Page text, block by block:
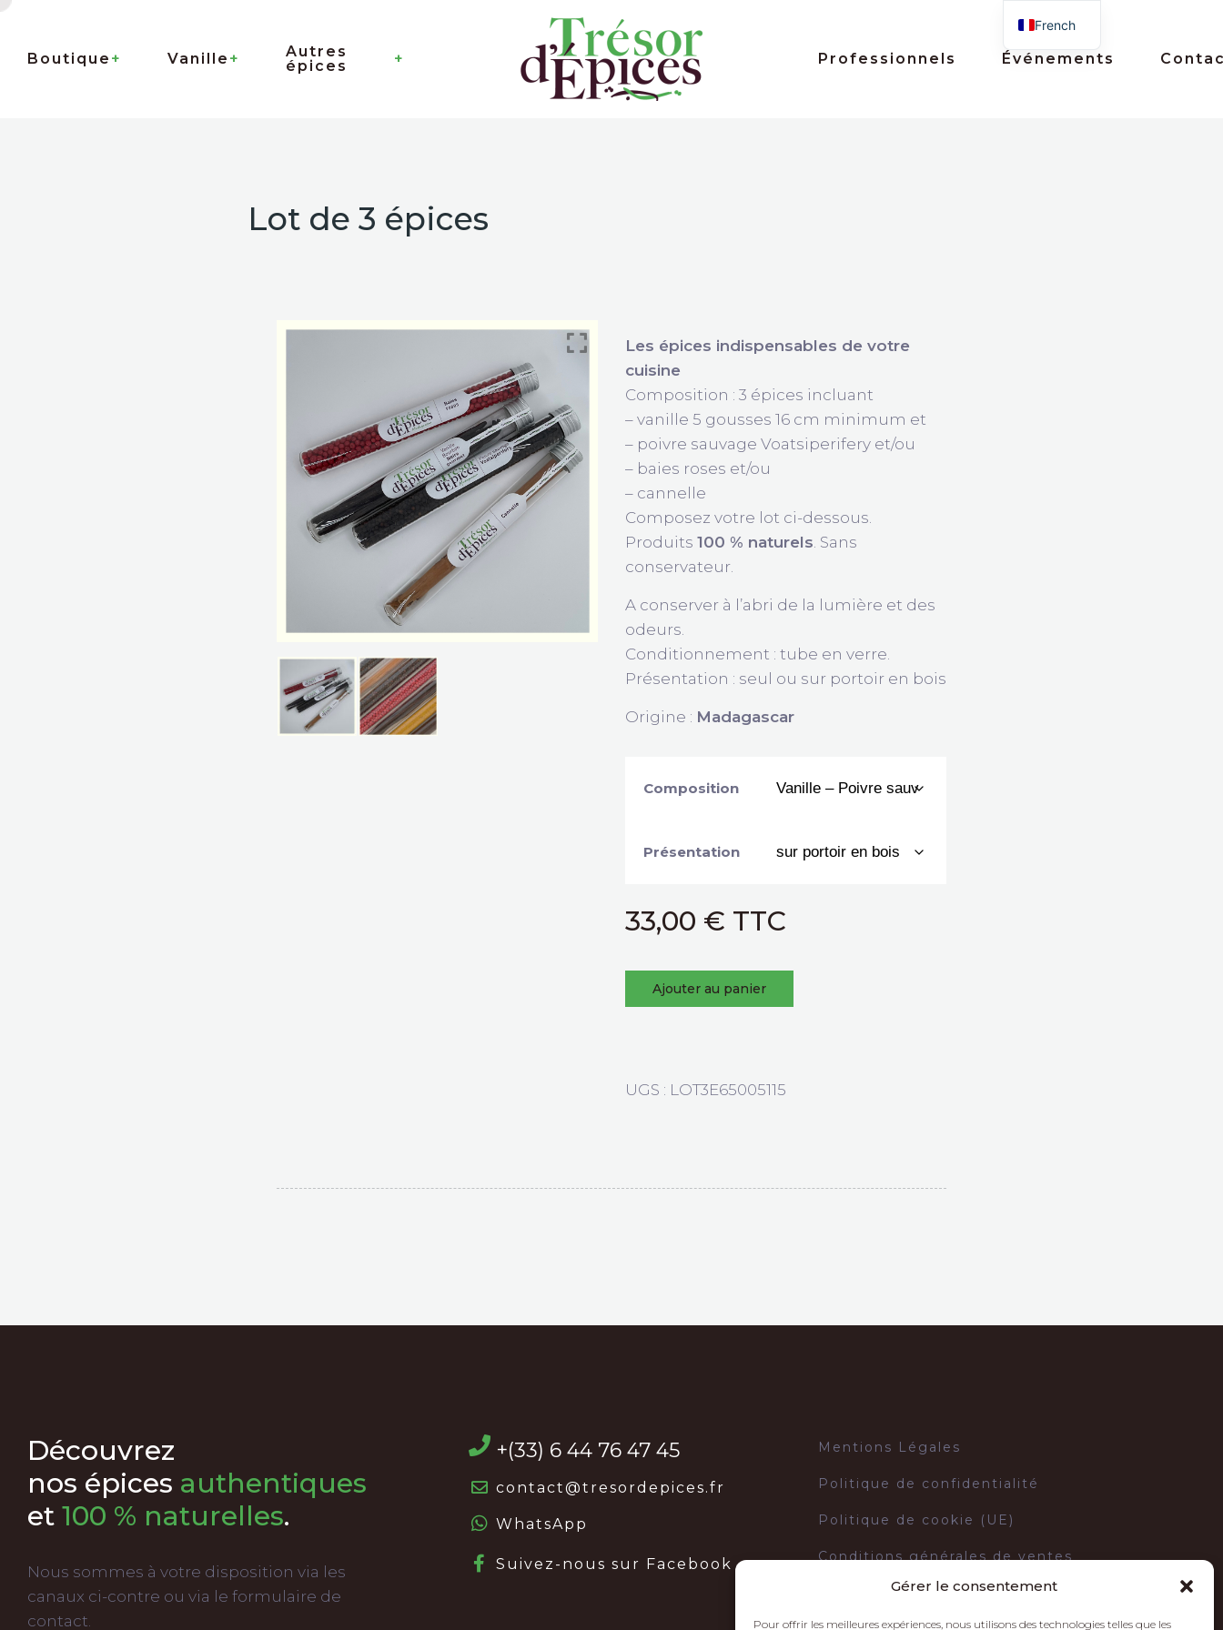
Gérer le consentement
Pour offrir les meilleures expériences, nous utilisons des technologies telles que les
Boutique Vanille
Autres
épices
Professionnels Événements
Lot de 3 épices
Les épices indispensables de votre
cuisine
Composition : 3 épices incluant
– vanille 5 gousses 16 cm minimum et
– poivre sauvage Voatsiperifery et/ou
– baies roses et/ou
– cannelle
Composez votre lot ci-dessous.
Produits 100 % naturels. Sans
conservateur.
A conserver à l’abri de la lumière et des
odeurs.
Conditionnement : tube en verre.
Présentation : seul ou sur portoir en bois
Origine : Madagascar
Composition
Présentation
33,00 €
Ajouter au panier
UGS : LOT3E65005115
Découvrez
nos épices authentiques
et 100 % naturelles.
Nous sommes à votre disposition via les
canaux ci-contre ou via le formulaire de
contact.
+(33) 6 44 76 47 45
contact@tresordepices.fr
WhatsApp
Suivez-nous sur Facebook
Mentions Légales
Politique de confidentialité
Politique de cookie (UE)
Conditions générales de ventes
Conditions générales d'utilisation
French
English